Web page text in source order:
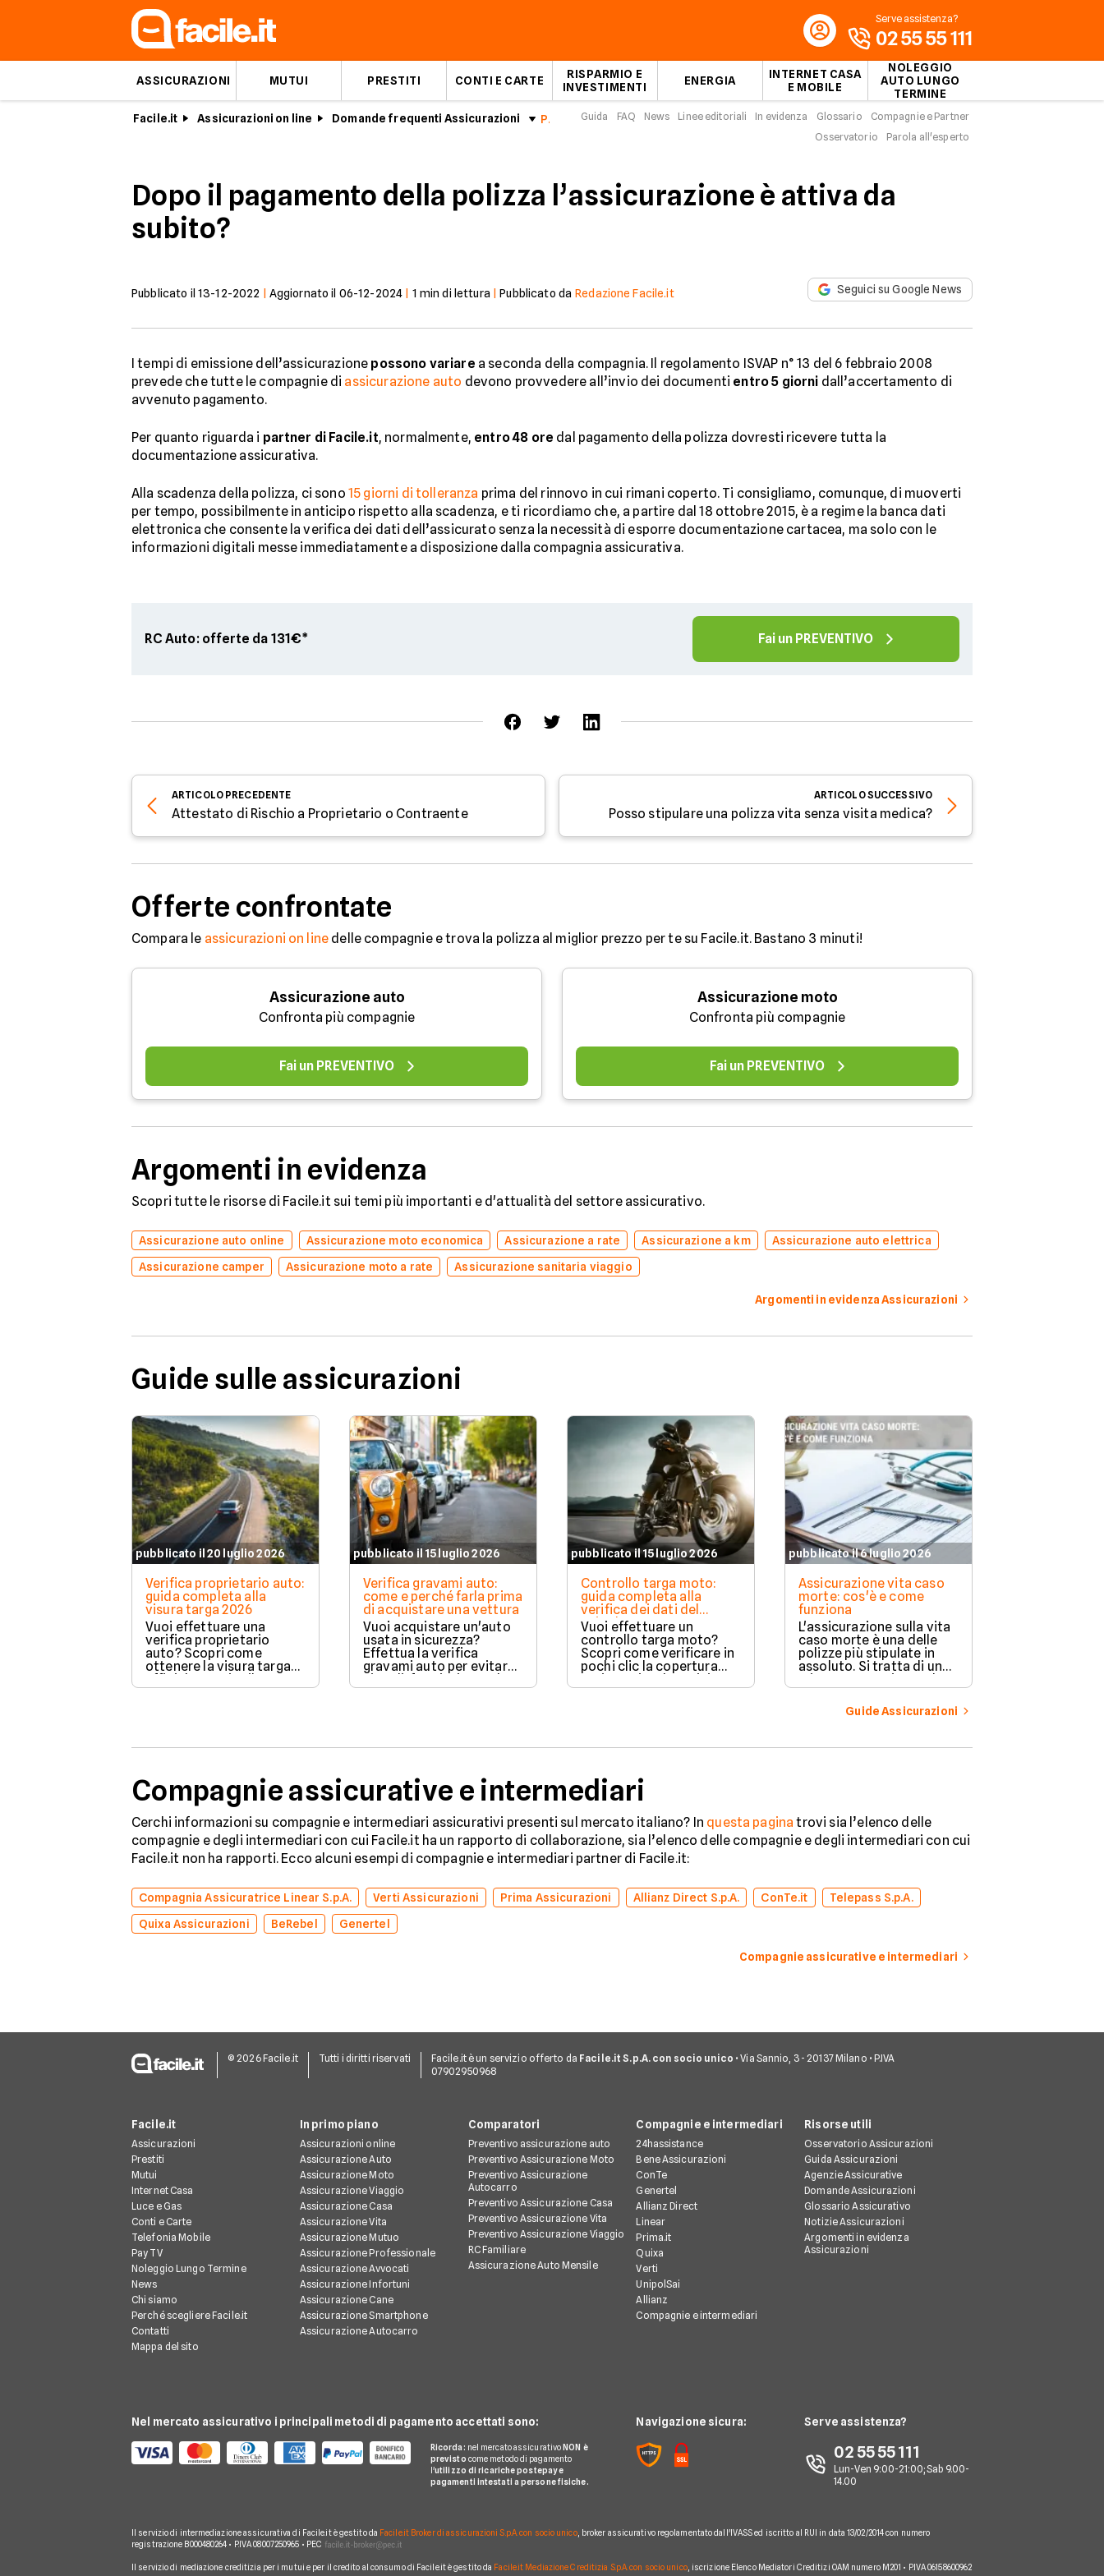
ASSICURAZIONI MUTUI PRESTITI CONTI E CARTE
RISPARMIO E
INVESTIMENTI
ENERGIA
INTERNET CASA
E MOBILE
NOLEGGIO
AUTO LUNGO
TERMINE
Serve assistenza?
02 55 55 111
Facile.it Assicurazioni on line Domande frequenti Assicurazioni Pagamento polizza e attivazione copertura Guida FAQ News Linee editoriali In evidenza Glossario
Compagnie e Partner
Osservatorio
Parola all'esperto
Dopo il pagamento della polizza l’assicurazione è attiva da
subito?
Pubblicato il 13-12-2022 Aggiornato il 06-12-2024 1 min di lettura |Pubblicato da Redazione Facile.it Seguici su Google News
I tempi di emissione dell’assicurazione possono variare a seconda della compagnia. Il regolamento ISVAP n° 13 del 6 febbraio 2008
prevede che tutte le compagnie di assicurazione auto devono provvedere all’invio dei documenti entro 5 giorni dall’accertamento di
avvenuto pagamento.
Per quanto riguarda i partner di Facile.it, normalmente, entro 48 ore dal pagamento della polizza dovresti ricevere tutta la
documentazione assicurativa.
Alla scadenza della polizza, ci sono 15 giorni di tolleranza prima del rinnovo in cui rimani coperto. Ti consigliamo, comunque, di muoverti
per tempo, possibilmente in anticipo rispetto alla scadenza, e ti ricordiamo che, a partire dal 18 ottobre 2015, è a regime la banca dati
elettronica che consente la verifica dei dati dell’assicurato senza la necessità di esporre documentazione cartacea, ma solo con le
informazioni digitali messe immediatamente a disposizione dalla compagnia assicurativa.
RC Auto: offerte da 131€* Fai un PREVENTIVO
ARTICOLO PRECEDENTE
Attestato di Rischio a Proprietario o Contraente
ARTICOLOSUCCESSIVO
Posso stipulare una polizza vita senza visita medica?
Offerte confrontate
Compara le assicurazioni on line delle compagnie e trova la polizza al miglior prezzo per te su Facile.it. Bastano 3 minuti!
Assicurazione auto
Confronta più compagnie
Fai un PREVENTIVO
Assicurazione moto
Confronta più compagnie
Fai un PREVENTIVO
Argomenti in evidenza
Scopri tutte le risorse di Facile.it sui temi più importanti e d'attualità del settore assicurativo.
Assicurazione auto online Assicurazione moto economica Assicurazione a rate Assicurazione a km
Assicurazione auto elettrica
Assicurazione camper
Assicurazione moto a rate Assicurazione sanitaria viaggio
Argomenti in evidenza Assicurazioni
Guide sulle assicurazioni
pubblicato il 20 luglio 2026
Verifica proprietario auto:
guida completa alla
visura targa 2026
Vuoi effettuare una
verifica proprietario
auto? Scopri come
ottenere la visura targa
ufficiale tramite il PRA per
controllare dati e vincoli
pubblicato il 15 luglio 2026
Verifica gravami auto:
come e perché farla prima
di acquistare una vettura
Vuoi acquistare un'auto
usata in sicurezza?
Effettua la verifica
gravami auto per evitare
vincoli, fermi o ipoteche.
Scopri come tutelare il
pubblicato il 15 luglio 2026
Controllo targa moto:
guida completa alla
verifica dei dati del
veicolo
Vuoi effettuare un
controllo targa moto?
Scopri come verificare in
pochi clic la copertura
assicurativa, la revisione
e lo stato legale del
pubblicato il 6 luglio 2026
Assicurazione vita caso
morte: cos'è e come
funziona
L'assicurazione sulla vita
caso morte è una delle
polizze più stipulate in
assoluto. Si tratta di una
misura preventiva molto
rilevante quando si ha a
che fare con eventi
imponderabili. Scopriamo
funziona un contratto di
Guide Assicurazioni
Compagnie assicurative e intermediari
Cerchi informazioni su compagnie e intermediari assicurativi presenti sul mercato italiano? In questa pagina trovi sia l’elenco delle
compagnie e degli intermediari con cui Facile.it ha un rapporto di collaborazione, sia l’elenco delle compagnie e degli intermediari con cui
Facile.it non ha rapporti. Ecco alcuni esempi di compagnie e intermediari partner di Facile.it:
Compagnia Assicuratrice Linear S.p.A. Verti Assicurazioni Prima Assicurazioni Allianz Direct S.p.A. ConTe.it
Telepass S.p.A.
Quixa Assicurazioni
BeRebel Genertel
Compagnie assicurative e intermediari
© 2026 Facile.it Tutti i diritti riservati Facile.it è un servizio offerto da Facile.it S.p.A. con socio unico • Via Sannio, 3 - 20137 Milano • P.IVA
07902950968
Facile.it
Assicurazioni
Prestiti
Mutui
Internet Casa
Luce e Gas
Conti e Carte
Telefonia Mobile
Pay TV
Noleggio Lungo Termine
News
Chi siamo
Perché scegliere Facile.it
Contatti
Mappa del sito
In primo piano
Assicurazioni online
Assicurazione Auto
Assicurazione Moto
Assicurazione Viaggio
Assicurazione Casa
Assicurazione Vita
Assicurazione Mutuo
Assicurazione Professionale
Assicurazione Avvocati
Assicurazione Infortuni
Assicurazione Cane
Assicurazione Smartphone
Assicurazione Autocarro
Comparatori
Preventivo assicurazione auto
Preventivo Assicurazione Moto
Preventivo Assicurazione
Autocarro
Preventivo Assicurazione Casa
Preventivo Assicurazione Vita
Preventivo Assicurazione Viaggio
RC Familiare
Assicurazione Auto Mensile
Compagnie e intermediari
24hassistance
Bene Assicurazioni
ConTe
Genertel
Allianz Direct
Linear
Prima.it
Quixa
Verti
UnipolSai
Allianz
Compagnie e intermediari
Risorse utili
Osservatorio Assicurazioni
Guida Assicurazioni
Agenzie Assicurative
Domande Assicurazioni
Glossario Assicurativo
Notizie Assicurazioni
Argomenti in evidenza
Assicurazioni
Nel mercato assicurativo i principali metodi di pagamento accettati sono:
Ricorda: nel mercato assicurativo NON è
previsto come metodo di pagamento
l'utilizzo di ricariche postepay e
pagamenti intestati a persone fisiche.
Navigazione sicura: Serve assistenza?
02 55 55 111
Lun-Ven 9:00-21:00; Sab 9.00-
14.00
Il servizio di intermediazione assicurativa di Facile.it è gestito da Facile.it Broker di assicurazioni S.p.A. con socio unico, broker assicurativo regolamentato dall'IVASS ed iscritto al RUI in data 13/02/2014 con numero
registrazione B000480264 • P.IVA 08007250965 • PEC
Il servizio di mediazione creditizia per i mutui e per il credito al consumo di Facile.it è gestito da Facile.it Mediazione Creditizia S.p.A. con socio unico, iscrizione Elenco Mediatori Creditizi OAM numero M201 • P.IVA 06158600962